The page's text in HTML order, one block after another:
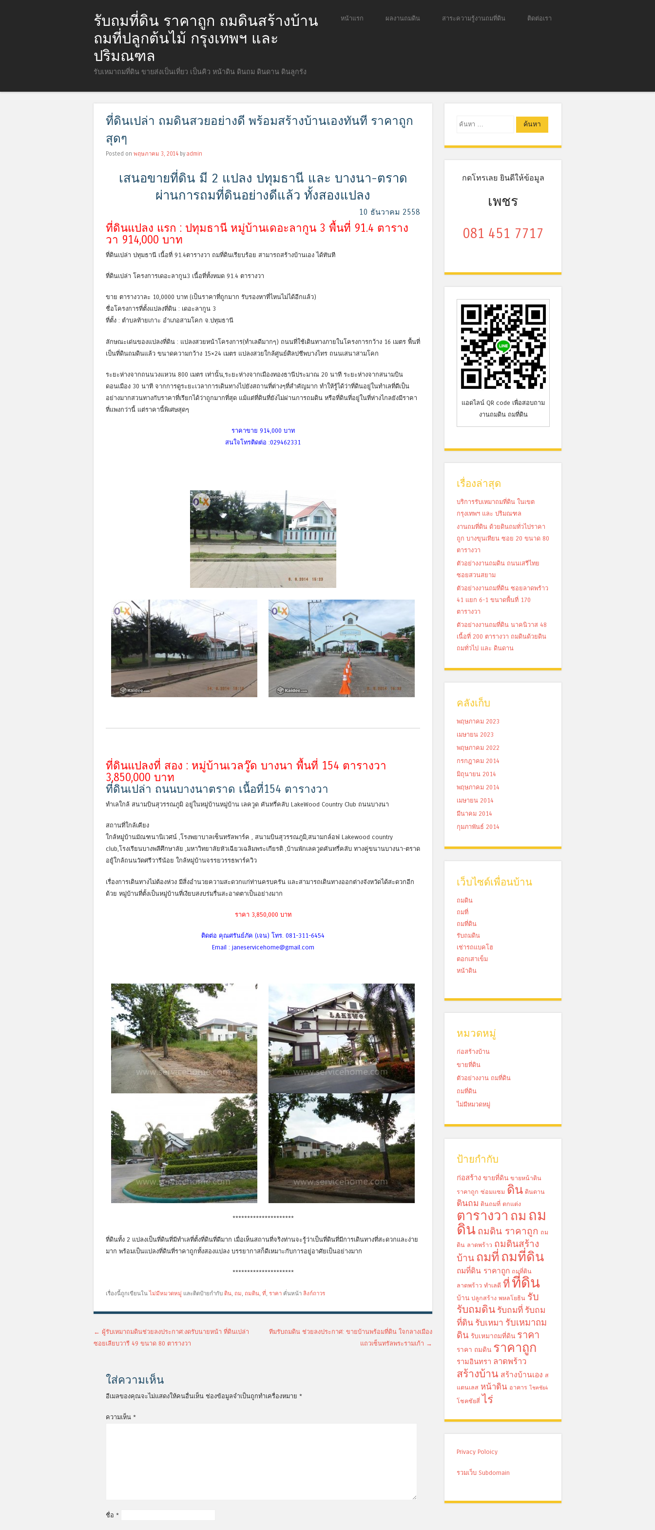
รับถมที่ดิน ราคาถูก ถมดินสร้างบ้าน
ถมที่ปลูกต้นไม้ กรุงเทพฯ และ
ปริมณฑล
รับเหมาถมที่ดิน ขายส่งเป็นเที่ยว เป็นคิว หน้าดิน ดินถม ดินดาน ดินลูกรัง
ข้ามไปยังเนื้อหา
หน้าแรก ผลงานถมดิน สาระความรู้งานถมที่ดิน ติดต่อเรา
ที่ดินเปล่า ถมดินสวยอย่างดี พร้อมสร้างบ้านเองทันที ราคาถูก
สุดๆ
Posted on พฤษภาคม 3, 2014 by admin
เสนอขายที่ดิน มี 2 แปลง ปทุมธานี และ บางนา-ตราด
ผ่านการถมที่ดินอย่างดีแล้ว ทั้งสองแปลง
10 ธันวาคม 2558
ที่ดินแปลง แรก : ปทุมธานี หมู่บ้านเดอะลากูน 3 พื้นที่ 91.4 ตาราง
วา 914,000 บาท
ที่ดินเปล่า ปทุมธานี เนื้อที่ 91.4ตารางวา ถมที่ดินเรียบร้อย สามารถสร้างบ้านเอง ได้ทันที
ที่ดินเปล่า โครงการเดอะลากูน3 เนื้อที่ทั้งหมด 91.4 ตารางวา
ขาย ตารางวาละ 10,0000 บาท (เป็นราคาที่ถูกมาก รับรองหาที่ไหนไม่ได้อีกแล้ว)
ชื่อโครงการที่ตั้งแปลงที่ดิน : เดอะลากูน 3
ที่ตั้ง : ตำบลท้ายเกาะ อำเภอสามโคก จ.ปทุมธานี
ลักษณะเด่นของแปลงที่ดิน : แปลงสวยหน้าโครงการ(ทำเลดีมากๆ) ถนนที่ใช้เดินทางภายในโครงการกว้าง 16 เมตร พื้นที่
เป็นที่ดินถมดินแล้ว ขนาดความกว้าง 15×24 เมตร แปลงสวยใกล้ศูนย์ศิลปชีพบางไทร ถนนเสนาสามโคก
ระยะห่างจากถนนวงแหวน 800 เมตร เท่านั้น,ระยะห่างจากเมืองทองธานีประมาณ 20 นาที ระยะห่างจากสนามบิน
ดอนเมือง 30 นาที จากการดูระยะเวลาการเดินทางไปยังสถานที่ต่างๆที่สำคัญมาก ทำให้รู้ได้ว่าที่ดินอยู่ในทำเลที่ดีเป็น
อย่างมากสวนทางกับราคาที่เรียกได้ว่าถูกมากที่สุด แม้แต่ที่ดินที่ยังไม่ผ่านการถมดิน หรือที่ดินที่อยู่ในที่ห่างไกลยังมีราคา
ที่แพงกว่านี้ แต่ราคานี้พิเศษสุดๆ
ราคาขาย 914,000 บาท
สนใจโทรติดต่อ :029462331
ที่ดินแปลงที่ สอง : หมู่บ้านเวลวู๊ด บางนา พื้นที่ 154 ตารางวา
3,850,000 บาท
ที่ดินเปล่า ถนนบางนาตราด เนื้อที่154 ตารางวา
ทำเลใกล้ สนามบินสุวรรณภูมิ อยู่ในหมู่บ้านหมู่บ้าน เลควูด คันทรี่คลับ LakeWood Country Club ถนนบางนา
สถานที่ใกล้เคียง
ใกล้หมู่บ้านมัณฑนานิเวศน์ ,โรงพยาบาลเซ็นทรัลพาร์ค , สนามบินสุวรรณภูมิ,สนามกล์อฟ Lakewood country
club,โรงเรียนบางพลีศึกษาลัย ,มหาวิทยาลัยหัวเฉียวเฉลิมพระเกียรติ ,บ้านพักเลควูดคันทรี่คลับ ทางคู่ขนานบางนา-ตราด
อยู้ใกล้ถนนวัดศรีวารีน้อย ใกล้หมู่บ้านจรรยวรรธพาร์ควิว
เรื่องการเดินทางไม่ต้องห่วง มีสิ่งอำนวยความสะดวกแก่ท่านครบครัน และสามารถเดินทางออกต่างจังหวัดได้สะดวกอีก
ด้วย หมู่บ้านที่ตั้งเป็นหมู่บ้านที่เงียบสงบร่มรื่นสะอาดตาเป็นอย่างมาก
ราคา 3,850,000 บาท
ติดต่อ คุณศรันย์ภัค (เจน) โทร. 081-311-6454
Email : janeservicehome@gmail.com
*********************
ที่ดินทั้ง 2 แปลงเป็นที่ดินที่มีทำเลที่ตั้งที่ดินที่ดีมาก เมื่อเห็นสถานที่จริงท่านจะรู้ว่าเป็นที่ดินที่มีการเดินทางที่สะดวกและง่าย
มาก พร้อมเป็นแปลงที่ดินที่ราคาถูกทั้งสองแปลง บรรยากาสก็ดีเหมาะกับการอยู่อาศัยเป็นอย่างมาก
*********************
เรื่องนี้ถูกเขียนในไม่มีหมวดหมู่ และติดป้ายกำกับ ดิน, ถม, ถมดิน, ที่, ราคา คั่นหน้า ลิงก์ถาวร
เมนูนำทางเรื่อง
← ผู้รับเหมาถมดินช่วยลงประกาศ:งดรับนายหน้า ที่ดินเปล่า
ซอยเลียบวารี 49 ขนาด 80 ตารางวา
ทีมรับถมดิน ช่วยลงประกาศ: ขายบ้านพร้อมที่ดิน ใจกลางเมือง
แถวเซ็นทรัลพระรามเก้า →
ใส่ความเห็น
อีเมลของคุณจะไม่แสดงให้คนอื่นเห็น ช่องข้อมูลจำเป็นถูกทำเครื่องหมาย *
ความเห็น *
ชื่อ *
ค้นหา
กดโทรเลย ยินดีให้ข้อมูล
เพชร
081 451 7717
แอดไลน์ QR code เพื่อสอบถาม
งานถมดิน ถมที่ดิน
เรื่องล่าสุด
บริการรับเหมาถมที่ดิน ในเขต
กรุงเทพฯ และ ปริมณฑล
งานถมที่ดิน ด้วยดินถมทั่วไปราคา
ถูก บางขุนเทียน ซอย 20 ขนาด 80
ตารางวา
ตัวอย่างงานถมดิน ถนนเสรีไทย
ซอยสวนสยาม
ตัวอย่างงานถมที่ดิน ซอยลาดพร้าว
41 แยก 6-1 ขนาดพื้นที่ 170
ตารางวา
ตัวอย่างงานถมที่ดิน นาคนิวาส 48
เนื้อที่ 200 ตารางวา ถมดินด้วยดิน
ถมทั่วไป และ ดินดาน
คลังเก็บ
พฤษภาคม 2023
เมษายน 2023
พฤษภาคม 2022
กรกฎาคม 2014
มิถุนายน 2014
พฤษภาคม 2014
เมษายน 2014
มีนาคม 2014
กุมภาพันธ์ 2014
เว็บไซด์เพื่อนบ้าน
ถมดิน
ถมที่
ถมที่ดิน
รับถมดิน
เช่ารถแบคโฮ
ตอกเสาเข็ม
หน้าดิน
หมวดหมู่
ก่อสร้างบ้าน
ขายที่ดิน
ตัวอย่างงาน ถมที่ดิน
ถมที่ดิน
ไม่มีหมวดหมู่
ป้ายกำกับ
ก่อสร้าง ขายที่ดิน ขายหน้าดิน
ราคาถูก ซ่อมแซม ดิน ดินดาน
ดินถม ดินถมที่ ตกแต่ง
ตารางวา ถม ถม
ดิน ถมดิน ราคาถูก ถม
ดิน ลาดพร้าว ถมดินสร้าง
บ้าน ถมที่ ถมที่ดิน
ถมที่ดิน ราคาถูก ถมที่ดิน
ลาดพร้าว ทำเลดี ที่ ที่ดิน
บ้าน ปลูกสร้าง พหลโยธิน รับ
รับถมดิน รับถมที่ รับถม
ที่ดิน รับเหมา รับเหมาถม
ดิน รับเหมาถมที่ดิน ราคา
ราคา ถมดิน ราคาถูก
รามอินทรา ลาดพร้าว
สร้างบ้าน สร้างบ้านเอง ส
แตนเลส หน้าดิน อาคาร โชคชัย4
โชคชัยสี่ ไร่
Privacy Poloicy
รวมเว็บ Subdomain